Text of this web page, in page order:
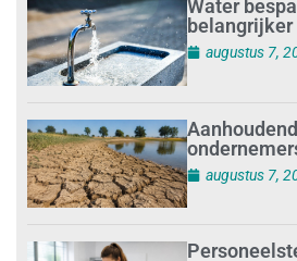
Water
belangrijker
augustus 7,
augustus 7,